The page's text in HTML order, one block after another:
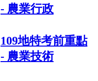
- 農業行政
109地特考前重點
- 農業技術